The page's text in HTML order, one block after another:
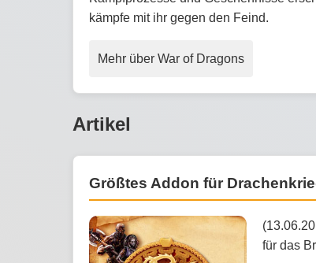
kämpfe mit ihr gegen den Feind.
Mehr über War of Dragons
Artikel
Größtes Addon für
für das